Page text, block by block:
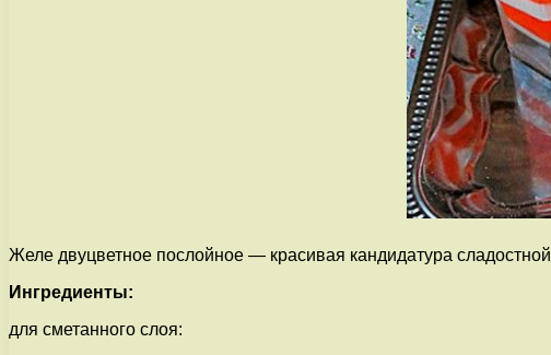
Желе двуцветное послойное — красивая кандидатура
Ингредиенты:
для сметанного слоя: